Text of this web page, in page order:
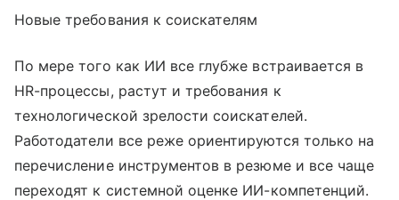
Новые требования к соискателям
По мере того как ИИ все глубже встраивается в
HR-процессы, растут и требования к
технологической зрелости соискателей.
Работодатели все реже ориентируются только на
перечисление инструментов в резюме и все чаще
переходят к системной оценке ИИ-компетенций.